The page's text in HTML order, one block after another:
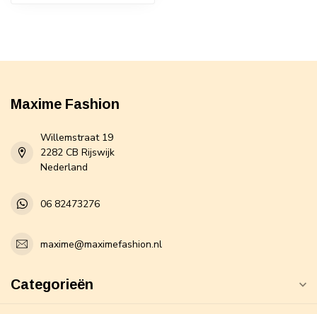
Maxime Fashion
Willemstraat 19
2282 CB Rijswijk
Nederland
06 82473276
maxime@maximefashion.nl
Categorieën